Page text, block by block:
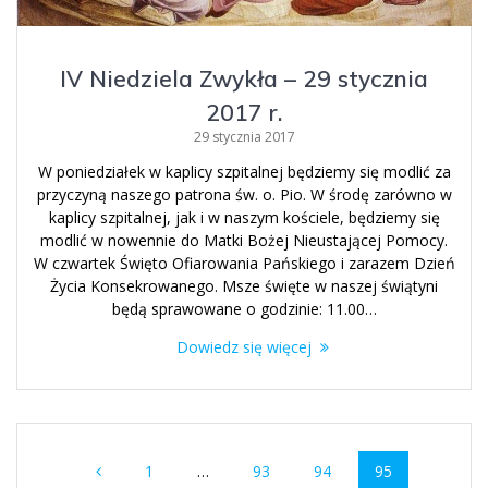
IV Niedziela Zwykła – 29 stycznia
2017 r.
29 stycznia 2017
W poniedziałek w kaplicy szpitalnej będziemy się modlić za
przyczyną naszego patrona św. o. Pio. W środę zarówno w
kaplicy szpitalnej, jak i w naszym kościele, będziemy się
modlić w nowennie do Matki Bożej Nieustającej Pomocy.
W czwartek Święto Ofiarowania Pańskiego i zarazem Dzień
Życia Konsekrowanego. Msze święte w naszej świątyni
będą sprawowane o godzinie: 11.00…
Dowiedz się więcej
Strona
1 … Strona
93 Strona
94 Strona
95